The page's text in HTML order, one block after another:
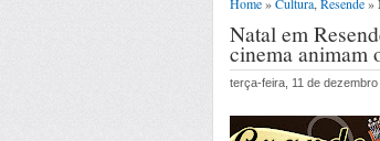
Natal em
cinema animam
terça-feira, 11 de